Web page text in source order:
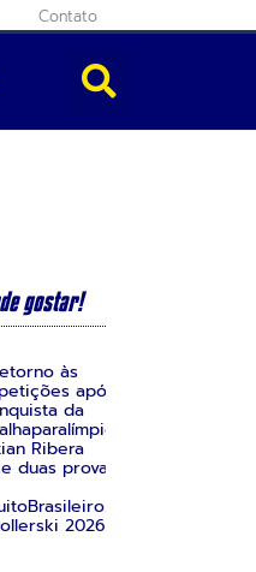
Contato
gostar!
às
após
da
Ribera
duas provas
2026